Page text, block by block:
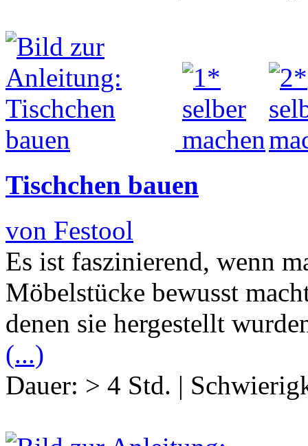
Tischchen bauen
von Festool
Es ist faszinierend, wenn
Möbelstücke bewusst
denen sie hergestellt
(...)
Dauer: > 4 Std. |